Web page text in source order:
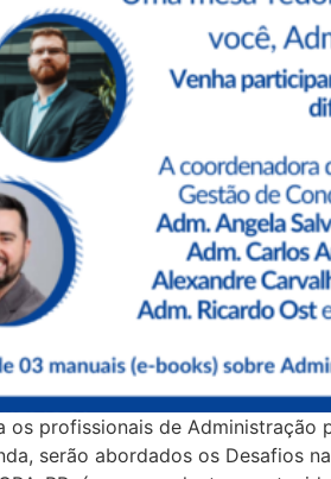
os profissionais de
serão abordados os Desafios